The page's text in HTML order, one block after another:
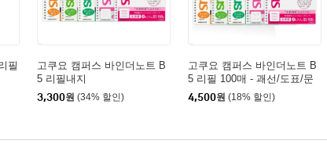
필
고쿠요 캠퍼스 바인더노트 B
5 리필내지
3,300원 (34% 할인)
고쿠요 캠퍼스 바인더노트 B
5 리필 100매 - 괘선/도표/문
장노트
4,500원 (18% 할인)